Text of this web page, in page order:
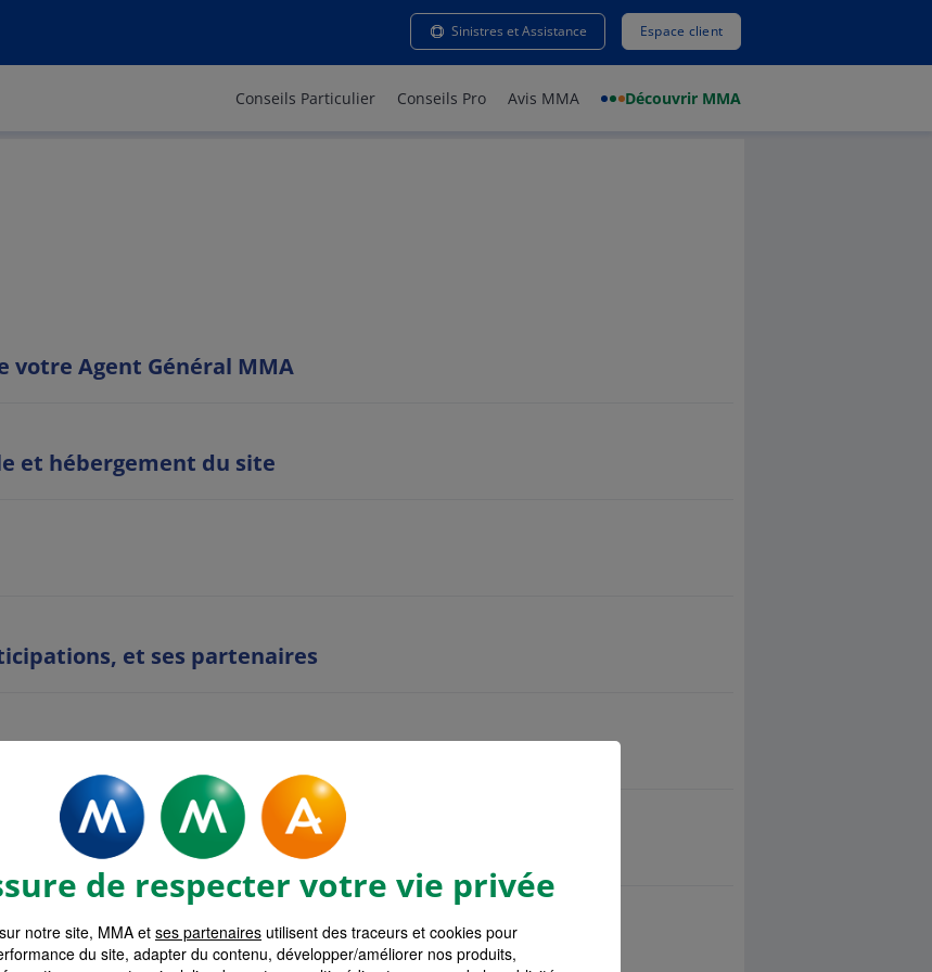
Sinistres et Assistance Espace client
Conseils Particulier Conseils Pro Avis MMA Découvrir MMA
légales - MMA VALSERHONE
votre Agent Général MMA
et hébergement du site
et ses partenaires
de respecter votre vie privée
notre site, MMA et ses partenaires utilisent des traceurs et cookies pour
du site, adapter du contenu, développer/améliorer nos produits,